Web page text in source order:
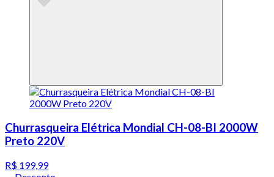
Churrasqueira Elétrica Mondial CH-08-BI 2000W
Preto 220V
R$ 199,99